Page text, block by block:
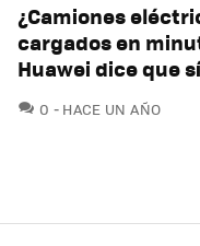
¿Camiones
cargados en
Huawei dice que sí
0 COMENTARIOS
HACE UN AÑO